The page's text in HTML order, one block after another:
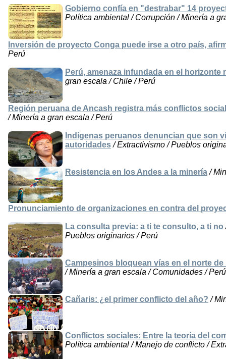
Gobierno confía en "destrabar" 14
Política ambiental / Corrupción / Minería a
Inversión de proyecto Conga puede irse a otro país,
Perú
Perú, amenaza infundada en el horizonte
gran escala / Chile / Perú
Región peruana de Ancash registra más conflictos
/ Minería a gran escala / Perú
Indígenas peruanos denuncian que son
autoridades/ Extractivismo / Pueblos
Resistencia en los Andes a la minería/
Pronunciamiento de organizaciones en contra del
La consulta previa: a ti te consulto, a ti no
Pueblos originarios / Perú
Campesinos bloquean vías en el norte
/ Minería a gran escala / Comunidades / Perú
Cañaris: ¿el primer conflicto del año? /
Conflictos sociales: Entre la teoría del
Política ambiental / Manejo de conflicto /